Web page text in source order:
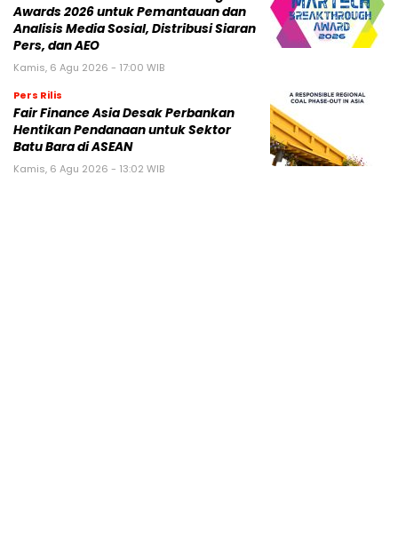
Awards 2026 untuk Pemantauan dan
Analisis Media Sosial, Distribusi Siaran
Pers, dan AEO
Kamis, 6 Agu 2026 - 17:00 WIB
Pers Rilis
Fair Finance Asia Desak Perbankan
Hentikan Pendanaan untuk Sektor
Batu Bara di ASEAN
Kamis, 6 Agu 2026 - 13:02 WIB